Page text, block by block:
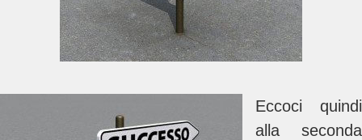
Eccoci quindi
alla seconda